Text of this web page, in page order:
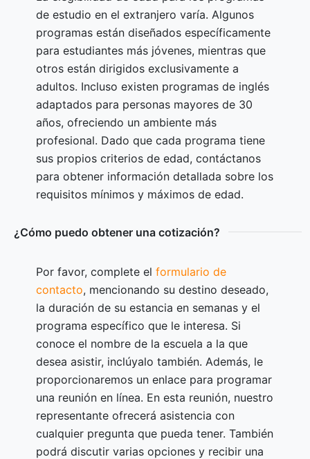
de estudio en el extranjero varía. Algunos
programas están diseñados específicamente
para estudiantes más jóvenes, mientras que
otros están dirigidos exclusivamente a
adultos. Incluso existen programas de inglés
adaptados para personas mayores de 30
años, ofreciendo un ambiente más
profesional. Dado que cada programa tiene
sus propios criterios de edad, contáctanos
para obtener información detallada sobre los
requisitos mínimos y máximos de edad.
¿Cómo puedo obtener una cotización?
Por favor, complete el formulario de
contacto, mencionando su destino deseado,
la duración de su estancia en semanas y el
programa específico que le interesa. Si
conoce el nombre de la escuela a la que
desea asistir, inclúyalo también. Además, le
proporcionaremos un enlace para programar
una reunión en línea. En esta reunión, nuestro
representante ofrecerá asistencia con
cualquier pregunta que pueda tener. También
podrá discutir varias opciones y recibir una